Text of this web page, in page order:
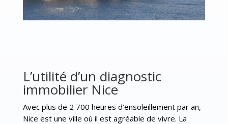
L’utilité d’un diagnostic
immobilier Nice
Avec plus de 2 700 heures d’ensoleillement par an,
Nice est une ville où il est agréable de vivre. La